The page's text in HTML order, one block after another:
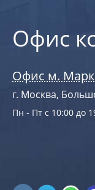
Офис
Офис м.
г. Москва,
Пн - Пт с 10:00 до